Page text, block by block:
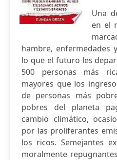
Una
en el
hambre, enfermedades
lo que el futuro les
500 personas más
mayores que los
de personas más
pobres del planeta
cambio climático,
por las proliferantes
los ricos. Semejantes
moralmente